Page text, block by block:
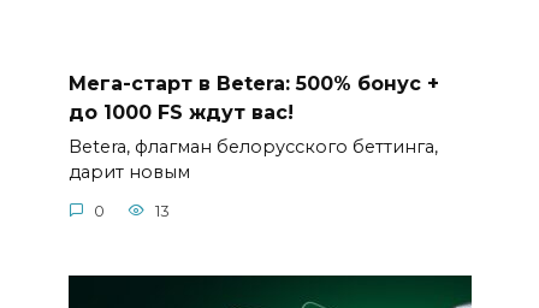
Мега-старт в Betera: 500% бонус +
до 1000 FS ждут вас!
Betera, флагман белорусского беттинга,
дарит новым
0 13